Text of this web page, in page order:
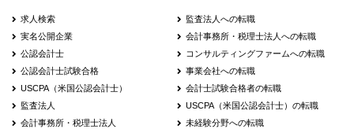
求人検索
実名公開企業
公認会計士
公認会計士試験合格
USCPA（米国公認会計士）
監査法人
会計事務所・税理士法人
監査法人への転職
会計事務所・税理士法人への転職
コンサルティングファームへの転職
事業会社への転職
会計士試験合格者の転職
USCPA（米国公認会計士）の転職
未経験分野への転職